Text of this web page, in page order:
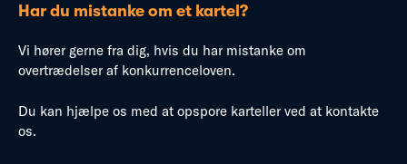
Har du mistanke om et kartel?
Vi hører gerne fra dig, hvis du har mistanke om
overtrædelser af konkurrenceloven.
Du kan hjælpe os med at opspore karteller ved at kontakte
os.